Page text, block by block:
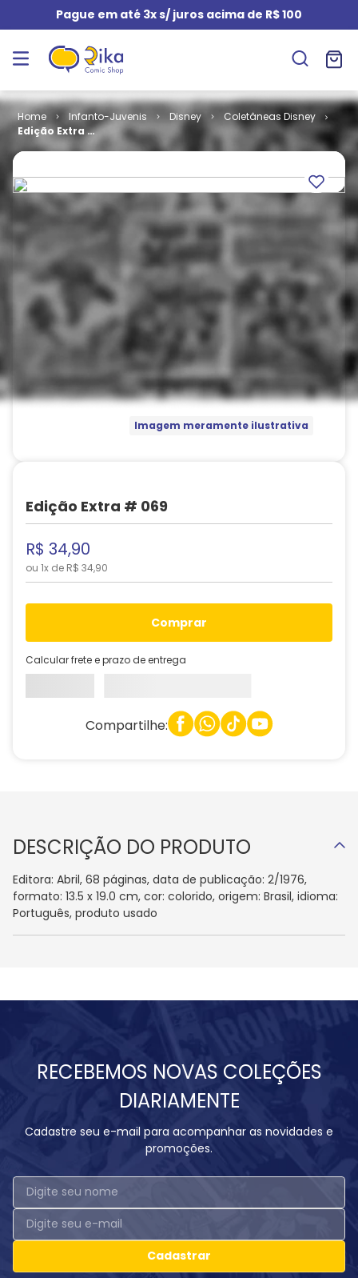
Pague em até 3x s/ juros acima de R$ 100
Infanto-Juvenis Disney
Coletâneas Disney
Edição Extra #
069
Imagem meramente ilustrativa
Edição Extra # 069
R$ 34,90
ou 1x de R$ 34,90
comprar
Calcular frete e prazo de entrega
Compartilhe:
DESCRIÇÃO DO PRODUTO
Editora: Abril, 68 páginas, data de publicação: 2/1976,
formato: 13.5 x 19.0 cm, cor: colorido, origem: Brasil, idioma:
Português, produto usado
RECEBEMOS NOVAS COLEÇÕES
DIARIAMENTE
Cadastre seu e-mail para acompanhar as novidades e
promoções.
Cadastrar